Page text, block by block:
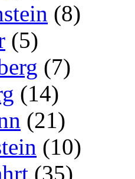
(8)
(5)
(7)
(14)
(21)
(10)
(35)